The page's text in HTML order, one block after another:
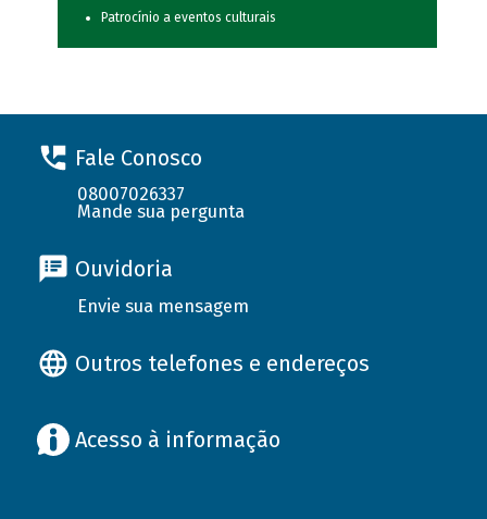
Patrocínio a eventos culturais
Fale Conosco
08007026337
Mande sua pergunta
Ouvidoria
Envie sua mensagem
Outros telefones e endereços
Acesso à informação